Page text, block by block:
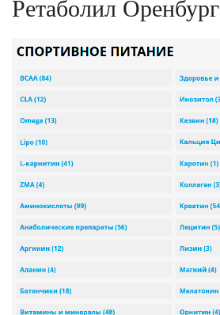
Ретаболил Оренбург